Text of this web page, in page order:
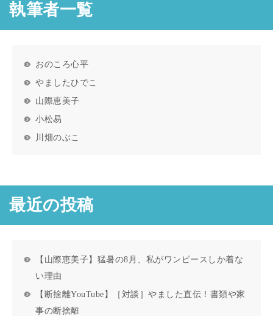
執筆者一覧
おのころ心平
やましたひでこ
山際恵美子
小松易
川畑のぶこ
最近の投稿
【山際恵美子】猛暑の8月、私がワンピースしか着な
い理由
【断捨離YouTube】［対談］やました直伝！書類や家
事の断捨離